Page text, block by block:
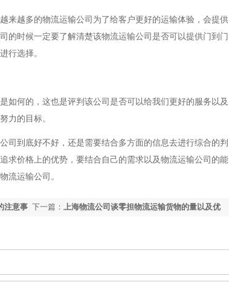
来越多的物流运输公司为了给客户更好的运输体验，会提供
的时候一定要了解清楚该物流运输公司是否可以提供门到门
行选择。
如何的，这也是评判该公司是否可以给我们更好的服务以及
力的目标。
司到底好不好，还是需要结合多方面的信息去进行综合的判
求价格上的优势，要结合自己的需求以及物流运输公司的能
流运输公司。
下一篇： 上海物流公司谈零担物流运输货物的量以及优
注意事